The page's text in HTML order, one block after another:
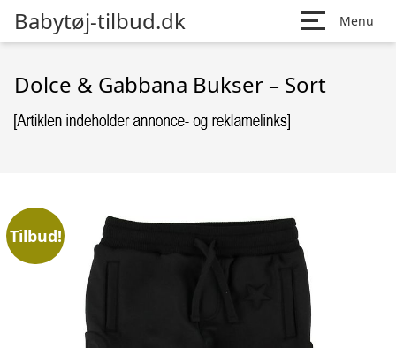
Babytøj-tilbud.dk Menu
Dolce & Gabbana Bukser – Sort
Tilbud!